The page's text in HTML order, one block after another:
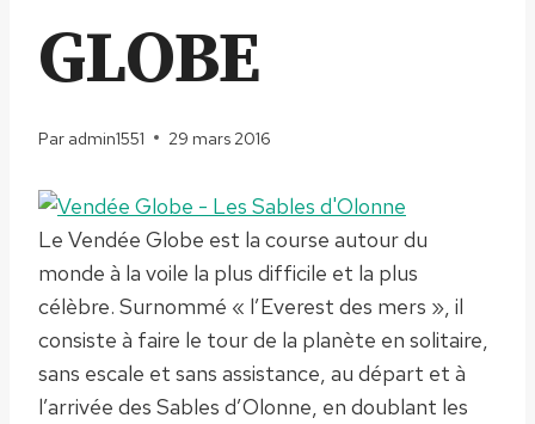
GLOBE
Par admin1551 29 mars 2016
Le Vendée Globe est la course autour du
monde à la voile la plus difficile et la plus
célèbre. Surnommé « l’Everest des mers », il
consiste à faire le tour de la planète en solitaire,
sans escale et sans assistance, au départ et à
l’arrivée des Sables d’Olonne, en doublant les